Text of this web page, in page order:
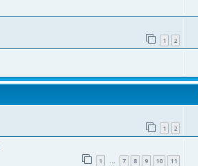
1 2
1 2
1 … 7 8 9 10 11